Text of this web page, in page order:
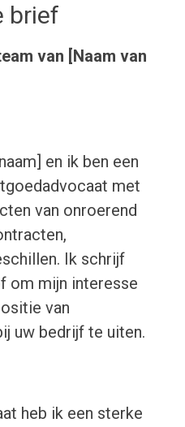
brief
van [Naam van
en ik ben een
met
van onroerend
Ik schrijf
om mijn interesse
van
uw bedrijf te uiten.
heb ik een sterke